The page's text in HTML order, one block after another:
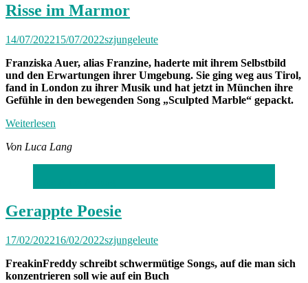
Risse im Marmor
14/07/202215/07/2022szjungeleute
Franziska Auer, alias Franzine, haderte mit ihrem Selbstbild
und den Erwartungen ihrer Umgebung. Sie ging weg aus Tirol,
fand in London zu ihrer Musik und hat jetzt in München ihre
Gefühle in den bewegenden Song „Sculpted Marble“ gepackt.
Weiterlesen
Von Luca Lang
Gerappte Poesie
17/02/202216/02/2022szjungeleute
FreakinFreddy schreibt schwermütige Songs, auf die man sich
konzentrieren soll wie auf ein Buch